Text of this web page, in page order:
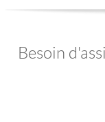
Besoin